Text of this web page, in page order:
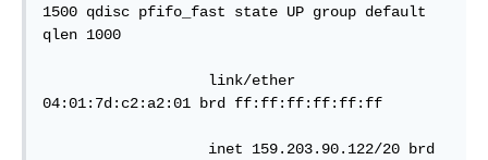
1500 qdisc pfifo_fast state UP group default
qlen 1000
link/ether
04:01:7d:c2:a2:01 brd ff:ff:ff:ff:ff:ff
inet 159.203.90.122/20 brd